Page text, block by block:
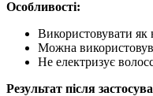
Особливості:
Використовувати як
Можна
Не електризує
Результат після